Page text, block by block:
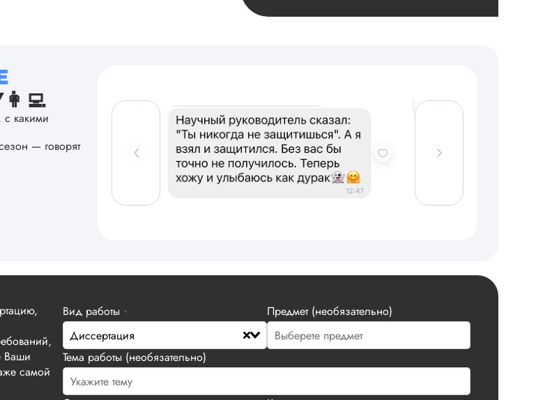
с какими
— говорят
Ваши
самой
Вид работы *
Диссертация
Предмет (необязательно)
Тема работы (необязательно)